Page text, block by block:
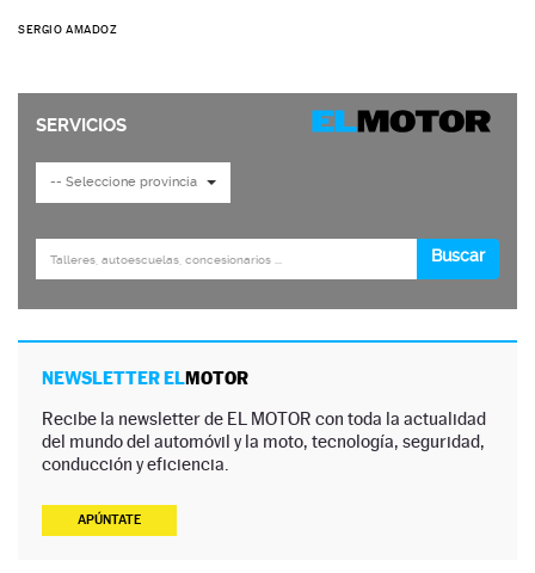
SERGIO AMADOZ
NEWSLETTER ELMOTOR
Recibe la newsletter de EL MOTOR con toda la actualidad
del mundo del automóvil y la moto, tecnología, seguridad,
conducción y eficiencia.
APÚNTATE